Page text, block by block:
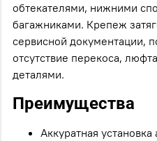
обтекателями, нижними
багажниками. Крепеж
сервисной документации,
отсутствие перекоса,
деталями.
Преимущества
Аккуратная установка